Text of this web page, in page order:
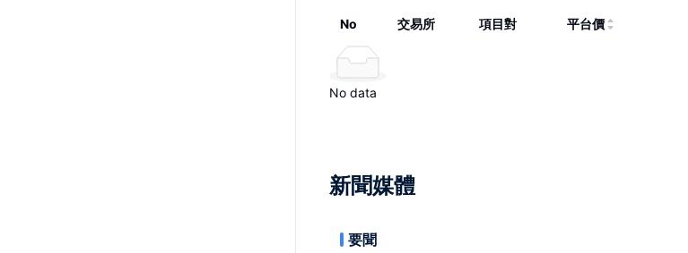
No 交易所 項目對 平台價
No data
新聞媒體
要聞